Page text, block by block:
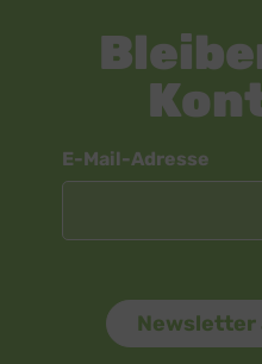
E-Mail-Adresse